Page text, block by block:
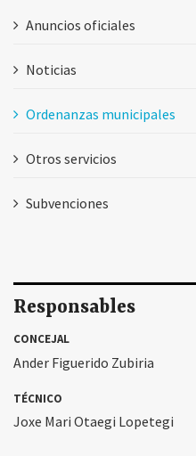
Anuncios oficiales
Noticias
Ordenanzas municipales
Otros servicios
Subvenciones
Responsables
CONCEJAL
Ander Figuerido Zubiria
TÉCNICO
Joxe Mari Otaegi Lopetegi